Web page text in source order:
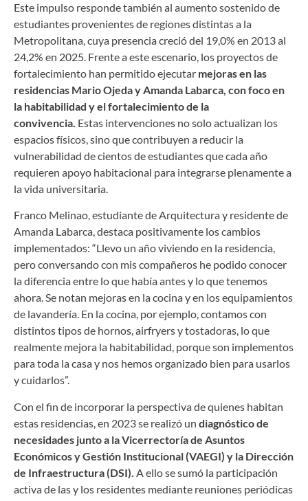
Este impulso responde también al aumento sostenido de
estudiantes provenientes de regiones distintas a la
Metropolitana, cuya presencia creció del 19,0% en 2013 al
24,2% en 2025. Frente a este escenario, los proyectos de
fortalecimiento han permitido ejecutar mejoras en las
residencias Mario Ojeda y Amanda Labarca, con foco en
la habitabilidad y el fortalecimiento de la
convivencia. Estas intervenciones no solo actualizan los
espacios físicos, sino que contribuyen a reducir la
vulnerabilidad de cientos de estudiantes que cada año
requieren apoyo habitacional para integrarse plenamente a
la vida universitaria.
Franco Melinao, estudiante de Arquitectura y residente de
Amanda Labarca, destaca positivamente los cambios
implementados: “Llevo un año viviendo en la residencia,
pero conversando con mis compañeros he podido conocer
la diferencia entre lo que había antes y lo que tenemos
ahora. Se notan mejoras en la cocina y en los equipamientos
de lavandería. En la cocina, por ejemplo, contamos con
distintos tipos de hornos, airfryers y tostadoras, lo que
realmente mejora la habitabilidad, porque son implementos
para toda la casa y nos hemos organizado bien para usarlos
y cuidarlos”.
Con el fin de incorporar la perspectiva de quienes habitan
estas residencias, en 2023 se realizó un diagnóstico de
necesidades junto a la Vicerrectoría de Asuntos
Económicos y Gestión Institucional (VAEGI) y la Dirección
de Infraestructura (DSI). A ello se sumó la participación
activa de las y los residentes mediante reuniones periódicas